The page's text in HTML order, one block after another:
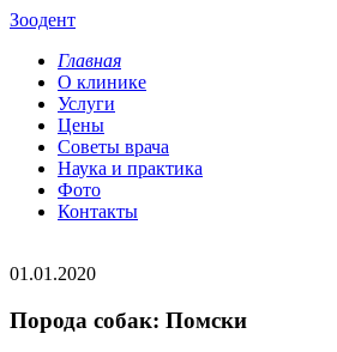
Зоодент
Главная
О клинике
Услуги
Цены
Советы врача
Наука и практика
Фото
Контакты
01.01.2020
Порода собак: Помски